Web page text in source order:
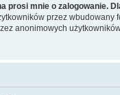
prosi mnie o zalogowanie.
przez
anonimowych